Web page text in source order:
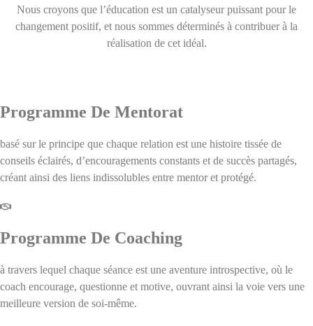
Nous croyons que l’éducation est un catalyseur puissant pour le
changement positif, et nous sommes déterminés à contribuer à la
réalisation de cet idéal.
Programme De Mentorat
basé sur le principe que chaque relation est une histoire tissée de
conseils éclairés, d’encouragements constants et de succès partagés,
créant ainsi des liens indissolubles entre mentor et protégé.
Programme De Coaching
à travers lequel chaque séance est une aventure introspective, où le
coach encourage, questionne et motive, ouvrant ainsi la voie vers une
meilleure version de soi-même.